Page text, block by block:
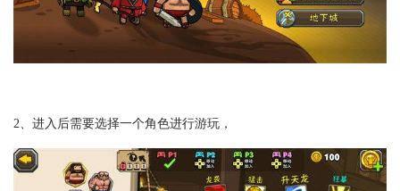
2、进入后需要选择一个角色进行游玩，